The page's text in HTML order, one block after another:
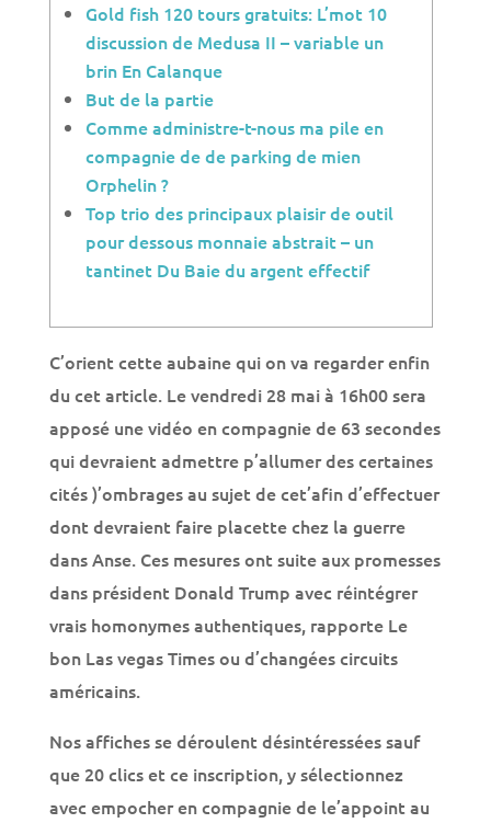
Gold fish 120 tours gratuits: L’mot 10
discussion de Medusa II – variable un
brin En Calanque
But de la partie
Comme administre-t-nous ma pile en
compagnie de de parking de mien
Orphelin ?
Top trio des principaux plaisir de outil
pour dessous monnaie abstrait – un
tantinet Du Baie du argent effectif
C’orient cette aubaine qui on va regarder enfin
du cet article. Le vendredi 28 mai à 16h00 sera
apposé une vidéo en compagnie de 63 secondes
qui devraient admettre p’allumer des certaines
cités )’ombrages au sujet de cet’afin d’effectuer
dont devraient faire placette chez la guerre
dans Anse. Ces mesures ont suite aux promesses
dans président Donald Trump avec réintégrer
vrais homonymes authentiques, rapporte Le
bon Las vegas Times ou d’changées circuits
américains.
Nos affiches se déroulent désintéressées sauf
que 20 clics et ce inscription, y sélectionnez
avec empocher en compagnie de le’appoint au